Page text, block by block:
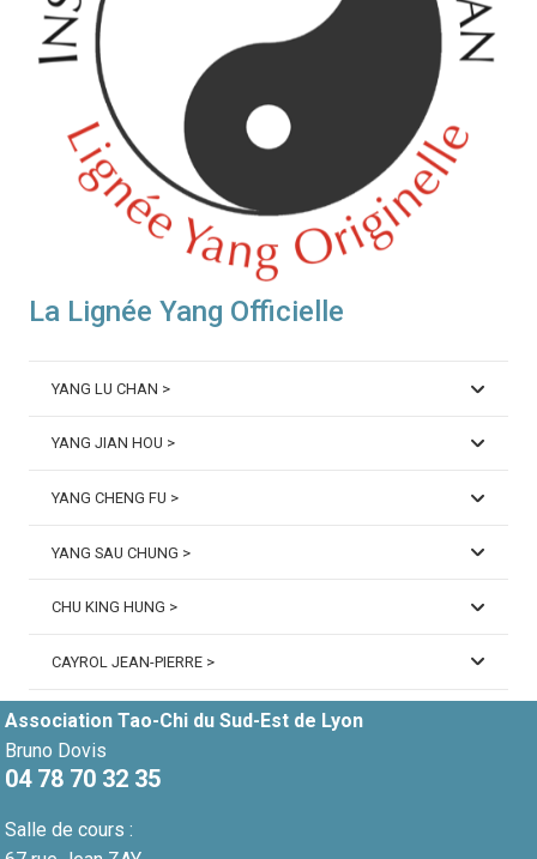
La Lignée Yang Officielle
YANG LU CHAN >
YANG JIAN HOU >
YANG CHENG FU >
YANG SAU CHUNG >
CHU KING HUNG >
CAYROL JEAN-PIERRE >
Association Tao-Chi du Sud-Est de Lyon
Bruno Dovis
04 78 70 32 35
Salle de cours :